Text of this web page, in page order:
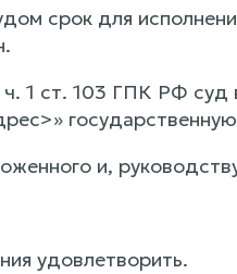
срок для
ч. 1 ст. 103 ГПК РФ
и,
удовлетворить.